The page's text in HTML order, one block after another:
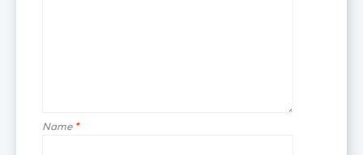
Name *